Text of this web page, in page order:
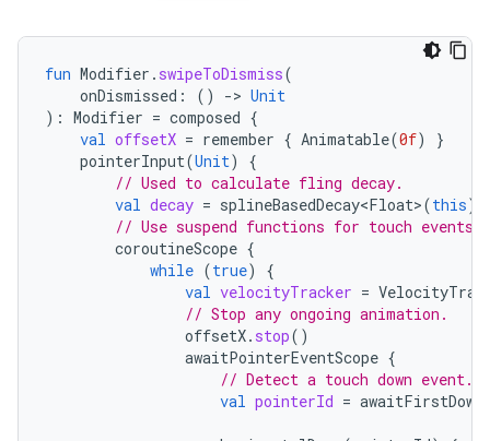
fun Modifier . swipeToDismiss(
onDismissed : () -> Unit
): Modifier = composed {
val offsetX = remember { Animatable(0f)
}
pointerInput(Unit)
{
// Used to calculate fling decay.
val decay = splineBasedDecay<Float>(this)
// Use suspend functions for touch events
coroutineScope {
while (true)
{
val velocityTracker =
// Stop any ongoing animation.
offsetX. stop()
awaitPointerEventScope {
// Detect a touch down event.
val pointerId = awaitFirstDown